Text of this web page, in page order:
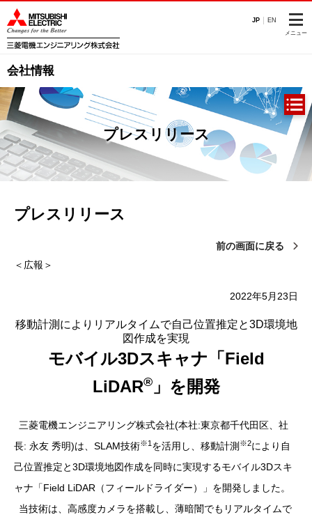
JP EN
メニュー
会社情報
プレスリリース
プレスリリース
前の画面に戻る
＜広報＞
2022年5月23日
移動計測によりリアルタイムで自己位置推定と3D環境地
図作成を実現
モバイル3Dスキャナ「Field
LiDAR®」を開発
三菱電機エンジニアリング株式会社(本社:東京都千代田区、社
長: 永友 秀明)は、SLAM技術※1 を活用し、移動計測 ※2により自
己位置推定と3D環境地図作成を同時に実現するモバイル3Dスキ
ャナ「Field LiDAR（フィールドライダー）」を開発しました。
当技術は、高感度カメラを搭載し、薄暗闇でもリアルタイムで